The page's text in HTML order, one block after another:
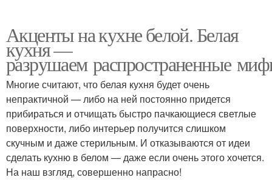
Акценты на кухне белой. Белая
кухня —
разрушаем распространенные
Многие считают, что белая кухня будет очень
непрактичной — либо на ней постоянно придется
прибираться и отчищать быстро пачкающиеся светлые
поверхности, либо интерьер получится слишком
скучным и даже стерильным. И отказываются от идеи
сделать кухню в белом — даже если очень этого хочется.
На наш взгляд, совершенно напрасно!